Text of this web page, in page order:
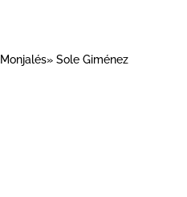
Sole Giménez